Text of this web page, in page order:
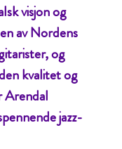
visjon og
av Nordens
og
kvalitet og
jazz-